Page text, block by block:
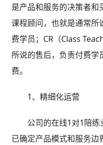
是产品和服务的决策者和
课程顾问，也就是通常所
费学员；CR（Class
所说的售后，负责付费学
费。
1、精细化运营
公司的在线1对1陪练
已确定产品模式和服务边